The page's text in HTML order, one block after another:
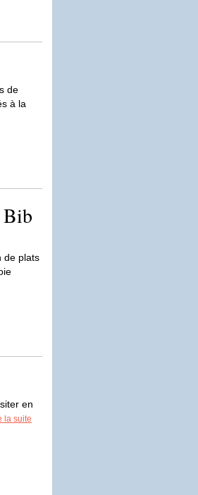
de
à la
Bib
de plats
en
la suite